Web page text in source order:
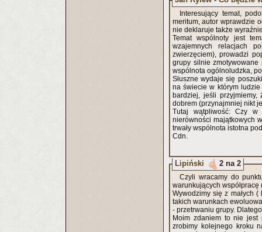
Interesujący temat,
meritum, autor wprawdzie ogólnie wskazuje temat do rozważań, ale nie kieruje ich na konkretny tor,
nie deklaruje także
Temat wspólnoty jest
wzajemnych relacjach
zwierzęciem), prowadzi
grupy silnie zmotywowane
wspólnota ogólnoludzka,
Słuszne wydaje się
na świecie w którym
bardziej, jeśli
Tutaj wątpliwość: Czy w
nierówności majątkowych
trwały wspólnota istotna
Cdn.
Lipiński 2 na 2
Czyli wracamy do
warunkujących
Wywodzimy się z małych
takich warunkach
- przetrwaniu grupy.
Moim zdaniem to nie jest
zrobimy kolejnego kroku